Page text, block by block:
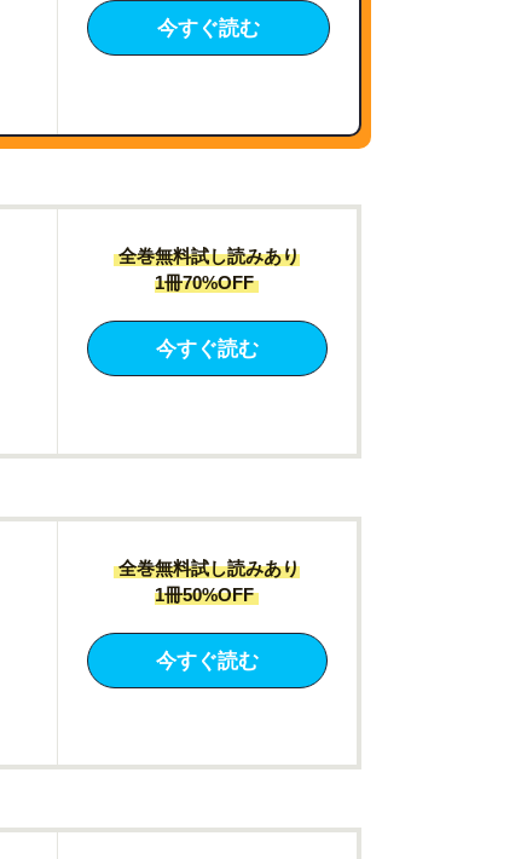
今すぐ読む
全巻無料試し読みあり
1冊70%OFF
今すぐ読む
全巻無料試し読みあり
1冊50%OFF
今すぐ読む